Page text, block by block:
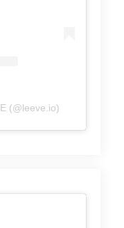
(@leeve.io)